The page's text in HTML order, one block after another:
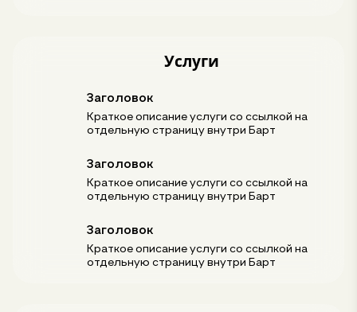
Услуги
Заголовок
Краткое описание услуги со ссылкой на
отдельную страницу внутри Барт
Заголовок
Краткое описание услуги со ссылкой на
отдельную страницу внутри Барт
Заголовок
Краткое описание услуги со ссылкой на
отдельную страницу внутри Барт